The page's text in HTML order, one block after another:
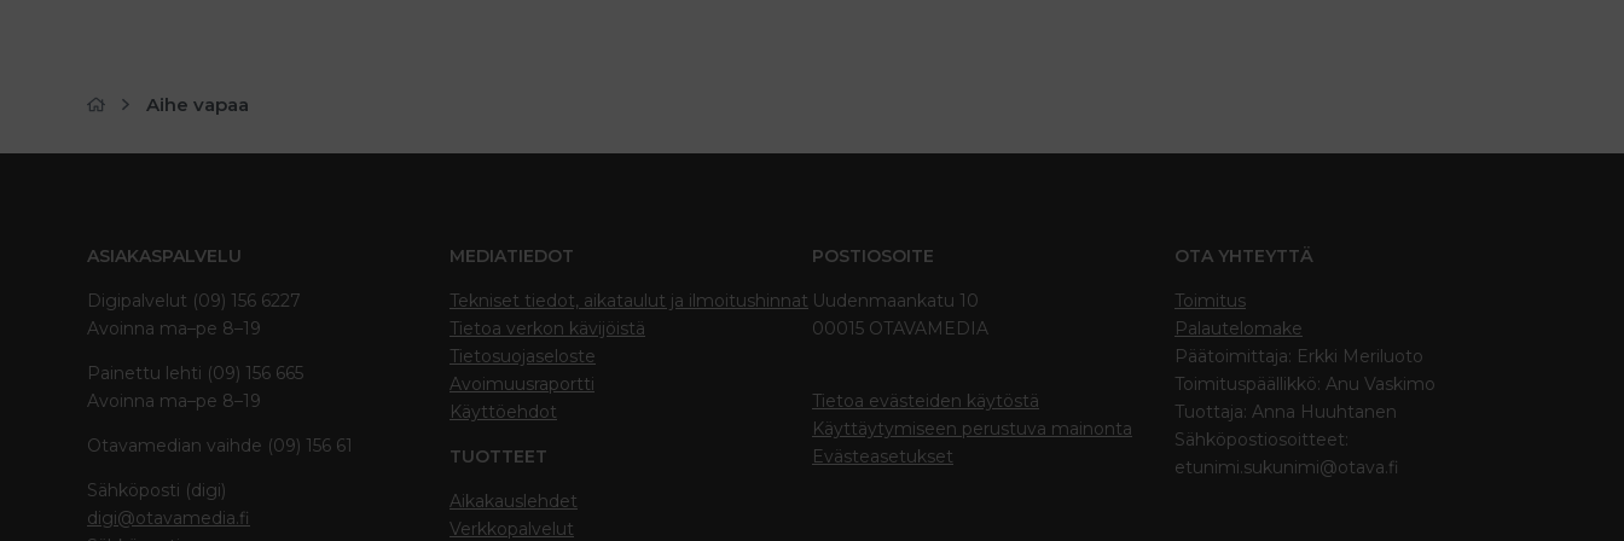
Aihe vapaa
ASIAKASPALVELU
Digipalvelut (09) 156 6227
Avoinna ma–pe 8–19
Painettu lehti (09) 156 665
Avoinna ma–pe 8–19
Otavamedian vaihde (09) 156 61
Sähköposti (digi)
digi@otavamedia.fi
MEDIATIEDOT
Tekniset tiedot, aikataulut ja ilmoitushinnat
Tietoa verkon kävijöistä
Tietosuojaseloste
Avoimuusraportti
Käyttöehdot
TUOTTEET
Aikakauslehdet
Verkkopalvelut
POSTIOSOITE
Uudenmaankatu 10
00015 OTAVAMEDIA
Tietoa evästeiden käytöstä
Käyttäytymiseen perustuva mainonta
Evästeasetukset
OTA YHTEYTTÄ
Toimitus
Palautelomake
Päätoimittaja: Erkki Meriluoto
Toimituspäällikkö: Anu Vaskimo
Tuottaja: Anna Huuhtanen
Sähköpostiosoitteet:
etunimi.sukunimi@otava.fi